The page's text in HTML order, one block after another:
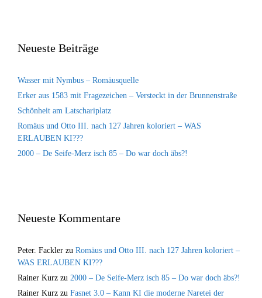
Neueste Beiträge
Wasser mit Nymbus – Romäusquelle
Erker aus 1583 mit Fragezeichen – Versteckt in der Brunnenstraße
Schönheit am Latschariplatz
Romäus und Otto III. nach 127 Jahren koloriert – WAS
ERLAUBEN KI???
2000 – De Seife-Merz isch 85 – Do war doch äbs?!
Neueste Kommentare
Peter. Fackler zu Romäus und Otto III. nach 127 Jahren koloriert –
WAS ERLAUBEN KI???
Rainer Kurz zu 2000 – De Seife-Merz isch 85 – Do war doch äbs?!
Rainer Kurz zu Fasnet 3.0 – Kann KI die moderne Naretei der